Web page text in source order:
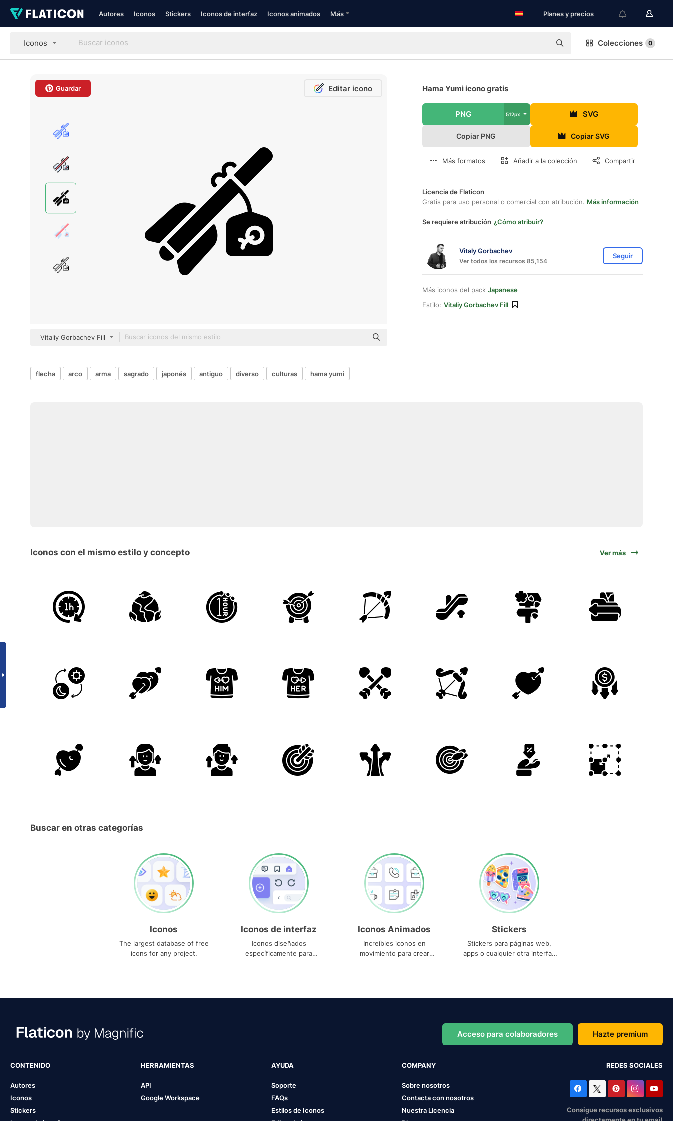
Autores Iconos Stickers Iconos de interfaz Iconos animados Más Planes y precios
Iconos Colecciones 0
Guardar Editar icono
Vitaliy Gorbachev Fill
Hama Yumi icono gratis
PNG 512px SVG
Copiar PNG Copiar SVG
Más formatos Añadir a la colección Compartir
Licencia de Flaticon
Gratis para uso personal o comercial con atribución. Más información
Se requiere atribución ¿Cómo atribuir?
Vitaly Gorbachev
Ver todos los recursos 85,154
Seguir
Más iconos del pack Japanese
Estilo: Vitaliy Gorbachev Fill
flecha arco arma sagrado japonés antiguo diverso culturas hama yumi
Iconos con el mismo estilo y concepto Ver más
Buscar en otras categorías
Iconos
The largest database of free
icons for any project.
Iconos de interfaz
Iconos diseñados
específicamente para
Iconos Animados
Increíbles iconos en
movimiento para crear
Stickers
Stickers para páginas web,
apps o cualquier otra interfaz
Acceso para colaboradores Hazte premium
CONTENIDO
Autores
Iconos
Stickers
HERRAMIENTAS
API
Google Workspace
AYUDA
Soporte
FAQs
Estilos de Iconos
COMPANY
Sobre nosotros
Contacta con nosotros
Nuestra Licencia
REDES SOCIALES
Consigue recursos exclusivos